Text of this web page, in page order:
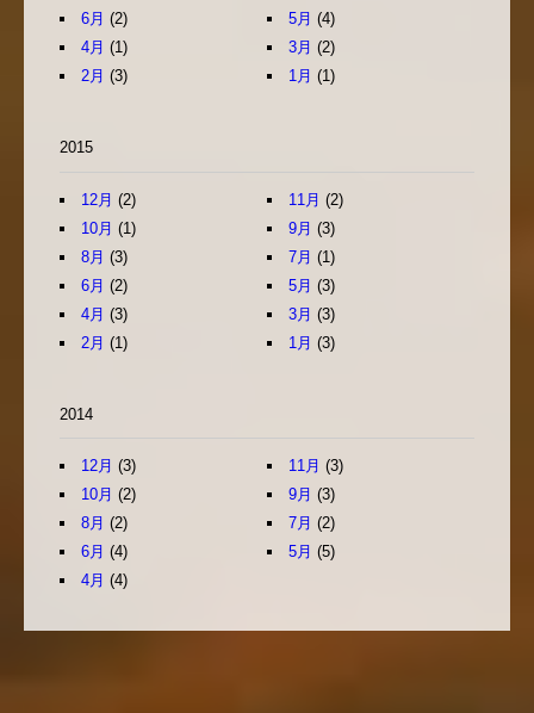
6月 (2) 5月 (4)
4月 (1) 3月 (2)
2月 (3) 1月 (1)
2015
12月 (2) 11月 (2)
10月 (1) 9月 (3)
8月 (3) 7月 (1)
6月 (2) 5月 (3)
4月 (3) 3月 (3)
2月 (1) 1月 (3)
2014
12月 (3) 11月 (3)
10月 (2) 9月 (3)
8月 (2) 7月 (2)
6月 (4) 5月 (5)
4月 (4)